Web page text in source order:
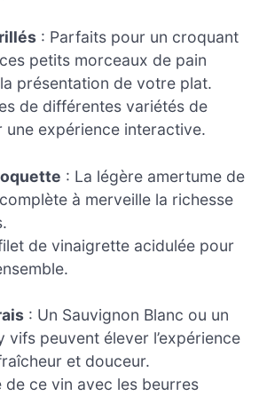
: Parfaits pour un croquant
petits morceaux de pain
présentation de votre plat.
de différentes variétés de
une expérience interactive.
: La légère amertume de
à merveille la richesse
de vinaigrette acidulée pour
: Un Sauvignon Blanc ou un
vifs peuvent élever l’expérience
et douceur.
de ce vin avec les beurres